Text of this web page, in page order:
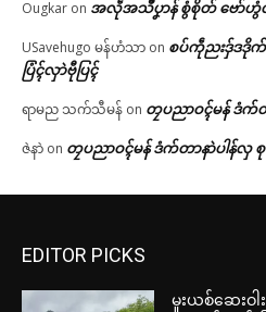
Ougkar on အလဵုအသဳပၞာန် စွံစိုတ် ဗော်
USavehugo မန်ဟံသာ on စပ်ကဵုညးဒှ်ဒဒို
ပြံၚ်လှာဲဗီုပြၚ်
ရာမည သက်သီမန် on တၠပညာဝၚ်မန် ဒံက်
ဇဲနာဲ on တၠပညာဝၚ်မန် ဒံက်တာနာဲပါန်လှ
EDITOR PICKS
မူးယစ်ဆေးဝ